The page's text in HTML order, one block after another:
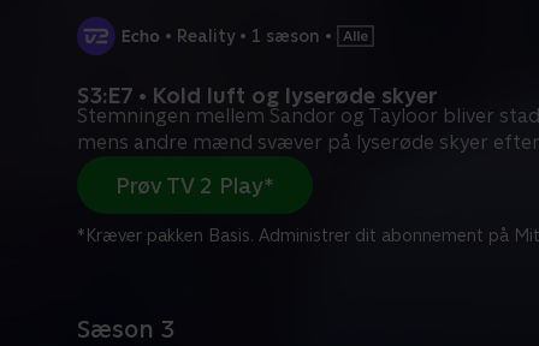
• Reality • 1 sæson •
S3:E7 • Kold luft og lyserøde skyer
Stemningen mellem Sandor og Tayloor bliver
mens andre mænd svæver på lyserøde skyer
Prøv TV 2 Play*
*Kræver pakken Basis. Administrer dit abonnement på
Sæson 3